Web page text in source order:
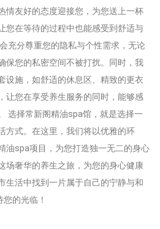
情友好的态度迎接您，为您送上一杯
您在等待的过程中也能感受到舒适与
充分尊重您的隐私与个性需求，无论
保您的私密空间不被打扰。同时，我
设施，如舒适的休息区、精致的更衣
让您在享受养生服务的同时，能够感
选择常新阁精油spa馆，就是选择一
方式。在这里，我们将以优雅的环
油spa项目，为您打造独一无二的身心
场奢华的养生之旅，为您的身心健康
生活中找到一片属于自己的宁静与和
的光临！